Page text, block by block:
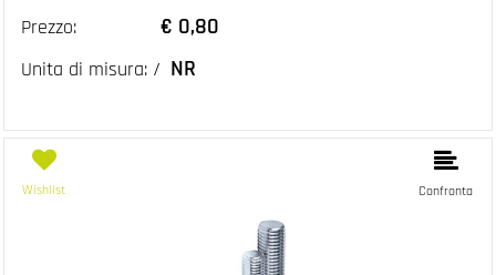
Prezzo: € 0,80
Unita di misura: / NR
Wishlist Confronta